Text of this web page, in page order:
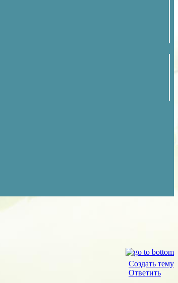
Создать тему
Ответить